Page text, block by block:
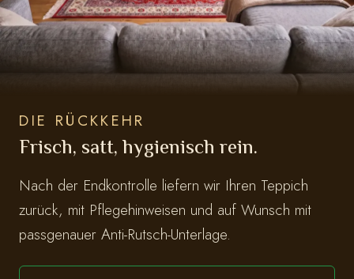
DIE RÜCKKEHR
Frisch, satt, hygienisch rein.
Nach der Endkontrolle liefern wir Ihren Teppich
zurück, mit Pflegehinweisen und auf Wunsch mit
passgenauer Anti-Rutsch-Unterlage.